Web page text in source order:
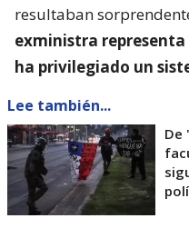
resultaban
exministra
ha privilegiado un
Lee también...
De